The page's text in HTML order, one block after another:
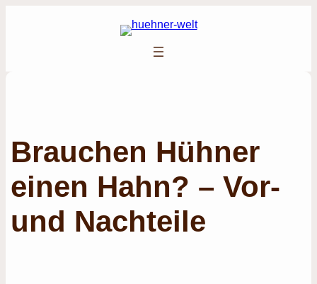
Brauchen Hühner
einen Hahn? – Vor-
und Nachteile